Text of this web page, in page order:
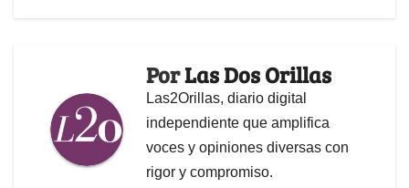
PorLas Dos Orillas
Las2Orillas, diario digital
independiente que amplifica
voces y opiniones diversas con
rigor y compromiso.